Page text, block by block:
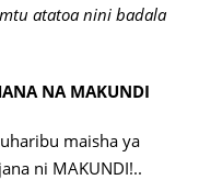
atatoa nini badala
NA MAKUNDI
maisha ya
ni MAKUNDI!..